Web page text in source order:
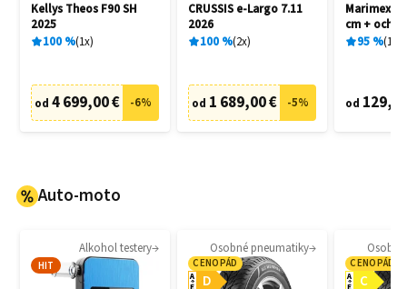
Kellys Theos F90 SH
2025
100% 1x
od 4 699,00 € -6%
CRUSSIS e-Largo 7.11
2026
100% 2x
od 1 689,00 € -5%
Marimex
cm +
schodíky
95% 192
od
Auto-moto
Alkohol testery
HIT
Osobné pneumatiky
CENOPÁD
D
A
CENOPÁD
C
A